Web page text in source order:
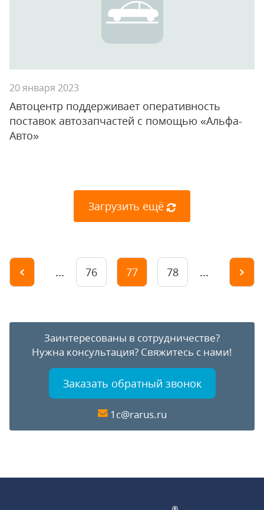
20 января 2023
Автоцентр поддерживает оперативность
поставок автозапчастей с помощью «Альфа-
Авто»
Загрузить ещё
... 76 77 78 ...
Заинтересованы в сотрудничестве?
Нужна консультация? Свяжитесь с нами!
Заказать обратный звонок
1c@rarus.ru